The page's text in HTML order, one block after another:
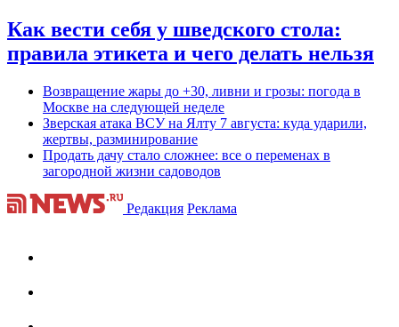
Как вести себя у шведского стола:
правила этикета и чего делать нельзя
Возвращение жары до +30, ливни и грозы: погода в
Москве на следующей неделе
Зверская атака ВСУ на Ялту 7 августа: куда ударили,
жертвы, разминирование
Продать дачу стало сложнее: все о переменах в
загородной жизни садоводов
Редакция Реклама